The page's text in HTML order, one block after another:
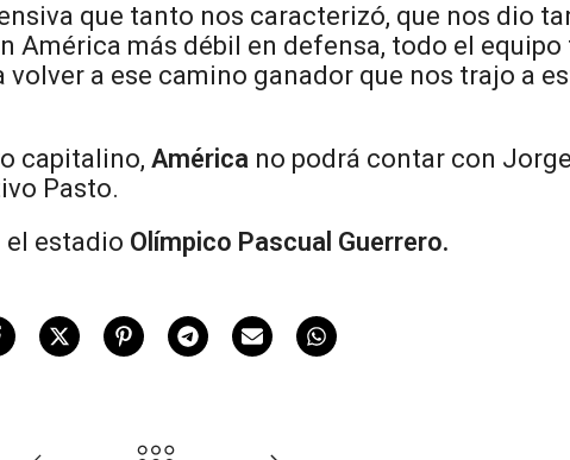
que tanto nos caracterizó, que nos dio
América más débil en defensa, todo el
a ese camino ganador que nos trajo a
capitalino, América no podrá contar con Jorge
Pasto.
el estadio Olímpico Pascual Guerrero.